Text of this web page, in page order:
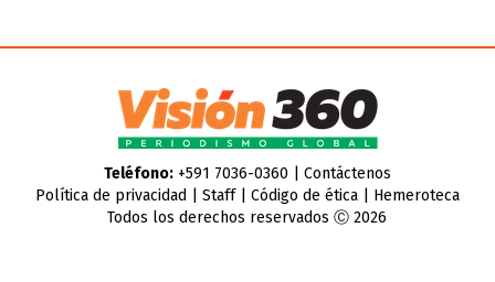
Teléfono:+591 7036-0360 | Contáctenos
Política de privacidad
Staff| Código de ética| Hemeroteca
Todos los derechos reservados Ⓒ 2026